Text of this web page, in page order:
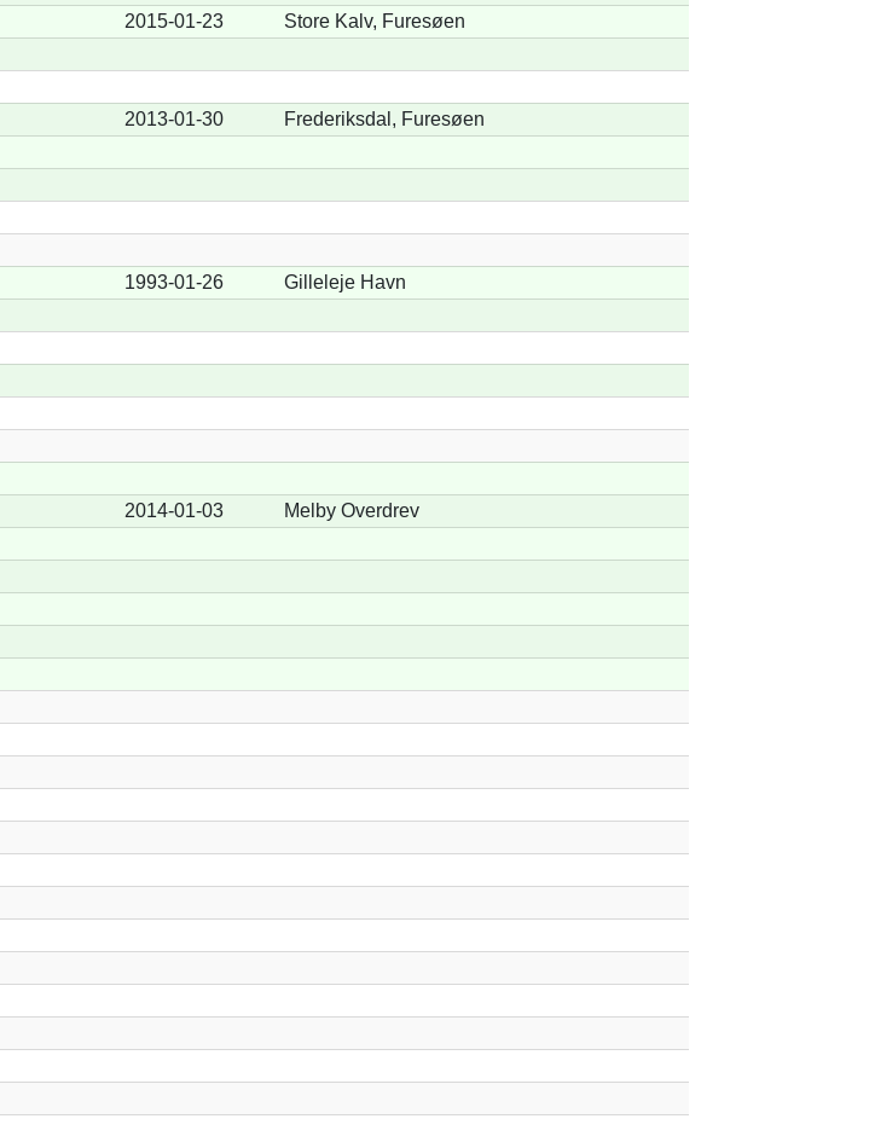
2015-01-23
Store Kalv, Furesøen
2013-01-30
Frederiksdal, Furesøen
1993-01-26
Gilleleje Havn
2014-01-03
Melby Overdrev